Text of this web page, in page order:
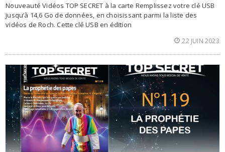
Nouveauté Vidéos TOP SECRET à la carte Remplissez votre clé USB
jusqu’à 14,6 Go de données, en choisissant parmi la liste des
vidéos de Roch. Cette clé USB en édition
22 JUIN 2023